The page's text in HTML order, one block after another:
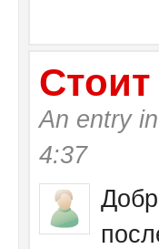
An entry in
4:37